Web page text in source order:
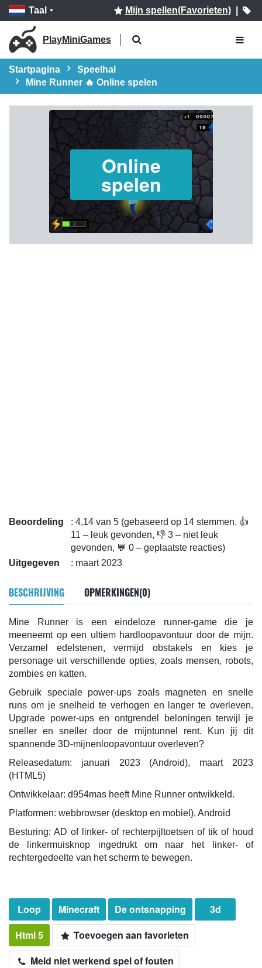
Taal Mijn spellen(Favorieten)|
PlayMiniGames
Startpagina
Speelhal
Mine Runner 🔥 Online spelen
Online
spelen
Beoordeling
: 4,14 van 5 (gebaseerd op 14 stemmen. 👍
11 – leuk gevonden, 👎 3 – niet leuk
gevonden, 💬 0 – geplaatste reacties)
Uitgegeven
: maart 2023
BESCHRIJVING OPMERKINGEN(0)
Mine Runner is een eindeloze runner-game die je
meeneemt op een ultiem hardloopavontuur door de mijn.
Verzamel edelstenen, vermijd obstakels en kies je
personage uit verschillende opties, zoals mensen, robots,
zombies en katten.
Gebruik speciale power-ups zoals magneten en snelle
runs om je snelheid te verhogen en langer te overleven.
Upgrade power-ups en ontgrendel beloningen terwijl je
sneller en sneller door de mijntunnel rent. Kun jij dit
spannende 3D-mijnenloopavontuur overleven?
Releasedatum: januari 2023 (Android), maart 2023
(HTML5)
Ontwikkelaar: d954mas heeft Mine Runner ontwikkeld.
Platformen: webbrowser (desktop en mobiel), Android
Besturing: AD of linker- of rechterpijltoetsen of tik of houd
de linkermuisknop ingedrukt om naar het linker- of
rechtergedeelte van het scherm te bewegen.
Loop Minecraft De ontsnapping
3d
Html 5
Toevoegen aan favorieten
Meld niet werkend spel of fouten